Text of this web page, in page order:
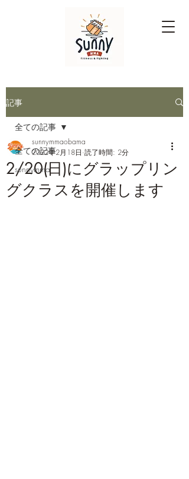
記事
全ての記事
sunnymma
全ての記事
2/20(日)にグラップリン
グクラスを開催します
sunnymmaobama
2022年2月18日 読了時間: 2分